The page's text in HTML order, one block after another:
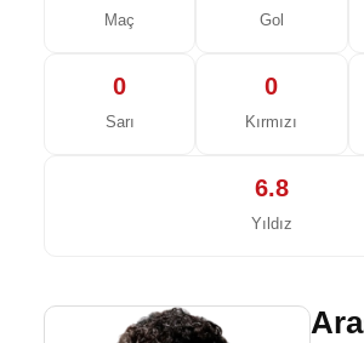
Maç Gol
0
Sarı
0
Kırmızı
6.8
Yıldız